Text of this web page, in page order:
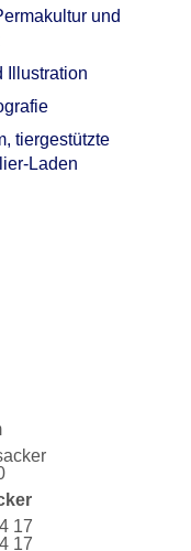
und
Illustration
tiergestützte
Laden
17
17